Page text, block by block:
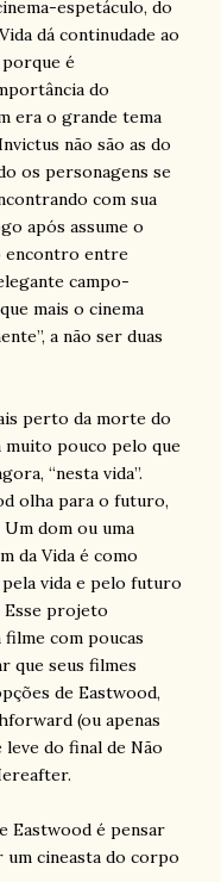
espetáculo, do
dá continudade ao
é
do
era o grande tema
não são as do
os personagens se
com sua
após assume o
encontro entre
campo-
mais o cinema
a não ser duas
perto da morte do
muito pouco pelo que
“nesta vida”.
olha para o futuro,
dom ou uma
da Vida é como
vida e pelo futuro
Esse projeto
com poucas
que seus filmes
de Eastwood,
(ou apenas
leve do final de Não
Eastwood é pensar
um cineasta do corpo